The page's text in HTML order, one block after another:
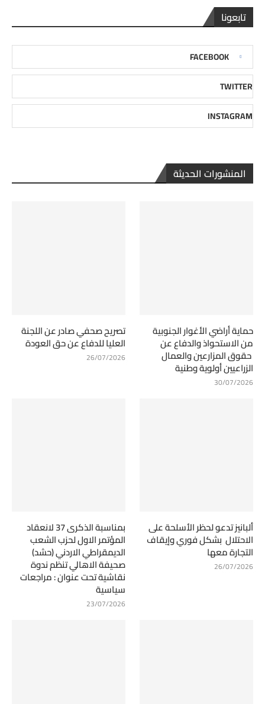
تابعونا
FACEBOOK
TWITTER
INSTAGRAM
المنشورات الحديثة
حماية أراضي الأغوار الجنوبية
من الاستحواذ والدفاع عن
حقوق المزارعين والعمال
الزراعيين أولوية وطنية
30/07/2026
تصريح صحفي صادر عن اللجنة
العليا للدفاع عن حق العودة
26/07/2026
ألبانيز تدعو لحظر الأسلحة على
الاحتلال بشكل فوري وإيقاف
التجارة معها
26/07/2026
بمناسبة الذكرى 37 لانعقاد
المؤتمر الاول لحزب الشعب
الديمقراطي الاردني (حشد)
صحيفة الاهالي تنظم ندوة
نقاشية تحت عنوان : مراجعات
سياسية
23/07/2026